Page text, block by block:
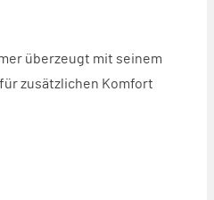
überzeugt mit seinem
zusätzlichen Komfort